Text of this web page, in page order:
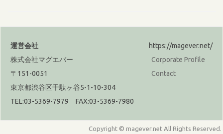
運営会社
株式会社マグエバー
〒151-0051
東京都渋谷区千駄ヶ谷5-1-10-304
TEL:03-5369-7979 FAX:03-5369-7980
https://magever.net/
Corporate Profile
Contact
Copyright © magever.net All Rights Reserved.